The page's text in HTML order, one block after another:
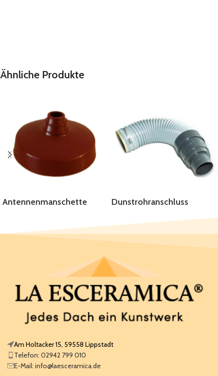
Ähnliche Produkte
Antennenmanschette Dunstrohranschluss
Am Holtacker 15, 59558 Lippstadt
Telefon: 02942 799 010
E-Mail: info@laesceramica.de